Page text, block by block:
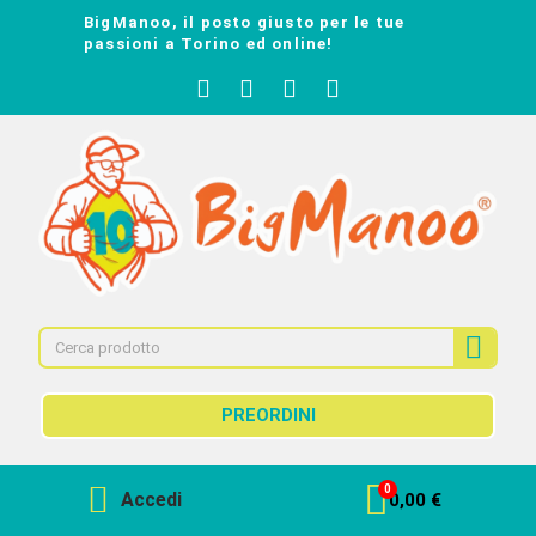
BigManoo, il posto giusto per le tue
passioni a Torino ed online!
PREORDINI
Accedi 0,00 €